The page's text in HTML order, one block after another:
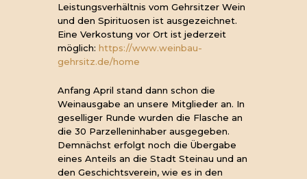
Leistungsverhältnis vom Gehrsitzer Wein
und den Spirituosen ist ausgezeichnet.
Eine Verkostung vor Ort ist jederzeit
möglich: https://www.weinbau-
gehrsitz.de/home
Anfang April stand dann schon die
Weinausgabe an unsere Mitglieder an. In
geselliger Runde wurden die Flasche an
die 30 Parzelleninhaber ausgegeben.
Demnächst erfolgt noch die Übergabe
eines Anteils an die Stadt Steinau und an
den Geschichtsverein, wie es in den